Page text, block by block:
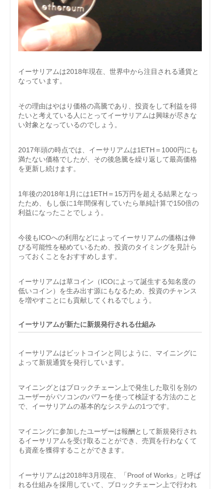
イーサリアムは2018年現在、世界中から注目される通貨と
なっています。
その理由はやはり価格の高騰であり、投資をして利益を得
たいと考えている人にとってイーサリアムは興味が尽きな
い対象となっているのでしょう。
2017年頭の時点では、イーサリアムは1ETH＝1000円にも
満たない価格でしたが、その後急騰を繰り返して最高価格
を更新し続けます。
1年後の2018年1月には1ETH＝15万円を超える結果となっ
たため、もし仮に1年間保有していたら単純計算で150倍の
利益になったことでしょう。
今後もICOへの利用などによってイーサリアムの価格は伸
びる可能性を秘めているため、投資のタイミングを見計ら
っておくことをおすすめします。
イーサリアムは草コイン（ICOによって誕生する知名度の
低いコイン）を生み出す源にもなるため、投資のチャンス
を増やすことにも貢献してくれるでしょう。
イーサリアムが新たに新規発行される仕組み
イーサリアムはビットコインと同じように、マイニングに
よって新規通貨を発行しています。
マイニングとはブロックチェーン上で発生した取引を別の
ユーザーがパソコンのパワーを使って検証する方法のこと
で、イーサリアムの基本的なシステムの1つです。
マイニングに参加したユーザーは報酬として新規発行され
るイーサリアムを受け取ることができ、売買を行わなくて
も資産を獲得することができます。
イーサリアムは2018年3月現在、「Proof of Works」と呼ば
れる仕組みを採用していて、ブロックチェーン上で行われ